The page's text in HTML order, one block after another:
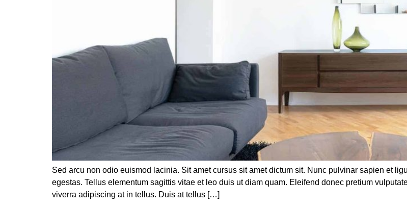
Sed arcu non odio euismod lacinia. Sit amet cursus sit amet dictum sit. Nunc pulvinar sapien et
egestas. Tellus elementum sagittis vitae et leo duis ut diam quam. Eleifend donec pretium
viverra adipiscing at in tellus. Duis at tellus […]